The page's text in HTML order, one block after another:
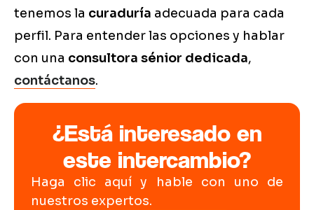
tenemos la curaduría adecuada para cada
perfil. Para entender las opciones y hablar
con una consultora sénior dedicada,
contáctanos.
¿Está interesado en
este intercambio?
Haga clic aquí y hable con uno de
nuestros expertos.